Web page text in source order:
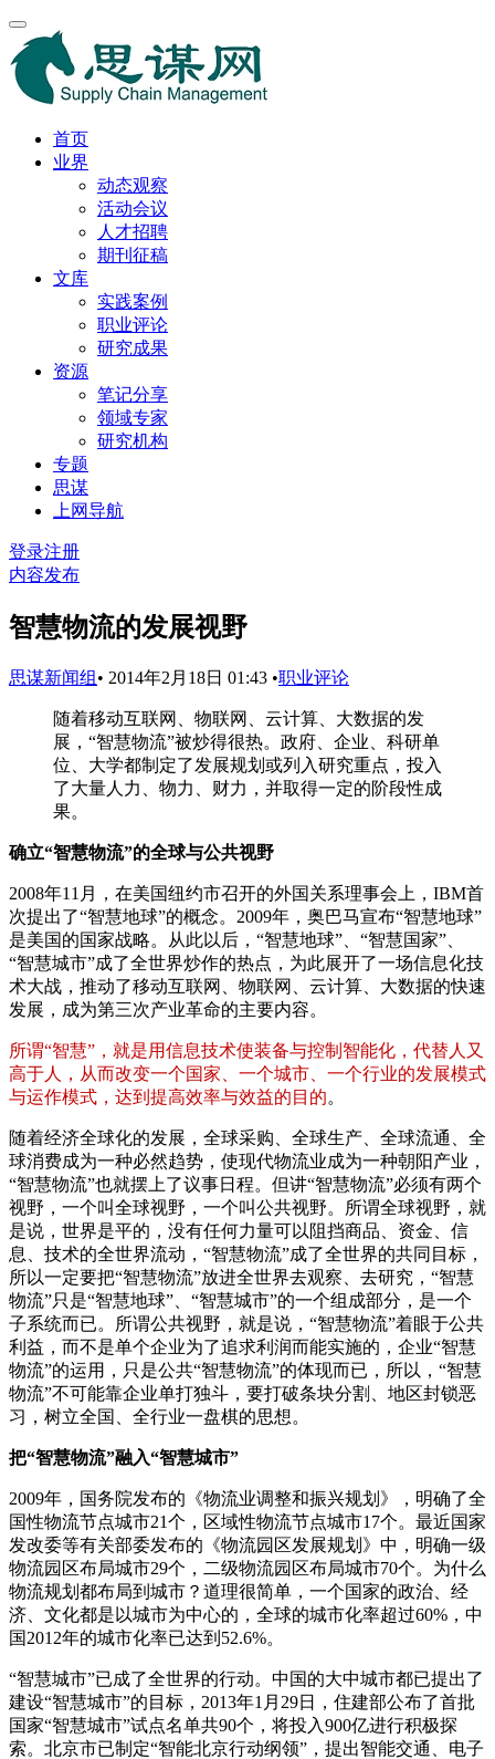
首页
业界
动态观察
活动会议
人才招聘
期刊征稿
文库
实践案例
职业评论
研究成果
资源
笔记分享
领域专家
研究机构
专题
思谋
上网导航
登录注册
内容发布
智慧物流的发展视野
思谋新闻组 • 2014年2月18日 01:43 •职业评论
随着移动互联网、物联网、云计算、大数据的发
展，“智慧物流”被炒得很热。政府、企业、科研单
位、大学都制定了发展规划或列入研究重点，投入
了大量人力、物力、财力，并取得一定的阶段性成
果。
确立“智慧物流”的全球与公共视野
2008年11月，在美国纽约市召开的外国关系理事会上，IBM首
次提出了“智慧地球”的概念。2009年，奥巴马宣布“智慧地球”
是美国的国家战略。从此以后，“智慧地球”、“智慧国家”、
“智慧城市”成了全世界炒作的热点，为此展开了一场信息化技
术大战，推动了移动互联网、物联网、云计算、大数据的快速
发展，成为第三次产业革命的主要内容。
所谓“智慧”，就是用信息技术使装备与控制智能化，代替人又
高于人，从而改变一个国家、一个城市、一个行业的发展模式
与运作模式，达到提高效率与效益的目的。
随着经济全球化的发展，全球采购、全球生产、全球流通、全
球消费成为一种必然趋势，使现代物流业成为一种朝阳产业，
“智慧物流”也就摆上了议事日程。但讲“智慧物流”必须有两个
视野，一个叫全球视野，一个叫公共视野。所谓全球视野，就
是说，世界是平的，没有任何力量可以阻挡商品、资金、信
息、技术的全世界流动，“智慧物流”成了全世界的共同目标，
所以一定要把“智慧物流”放进全世界去观察、去研究，“智慧
物流”只是“智慧地球”、“智慧城市”的一个组成部分，是一个
子系统而已。所谓公共视野，就是说，“智慧物流”着眼于公共
利益，而不是单个企业为了追求利润而能实施的，企业“智慧
物流”的运用，只是公共“智慧物流”的体现而已，所以，“智慧
物流”不可能靠企业单打独斗，要打破条块分割、地区封锁恶
习，树立全国、全行业一盘棋的思想。
把“智慧物流”融入“智慧城市”
2009年，国务院发布的《物流业调整和振兴规划》，明确了全
国性物流节点城市21个，区域性物流节点城市17个。最近国家
发改委等有关部委发布的《物流园区发展规划》中，明确一级
物流园区布局城市29个，二级物流园区布局城市70个。为什么
物流规划都布局到城市？道理很简单，一个国家的政治、经
济、文化都是以城市为中心的，全球的城市化率超过60%，中
国2012年的城市化率已达到52.6%。
“智慧城市”已成了全世界的行动。中国的大中城市都已提出了
建设“智慧城市”的目标，2013年1月29日，住建部公布了首批
国家“智慧城市”试点名单共90个，将投入900亿进行积极探
索。北京市已制定“智能北京行动纲领”，提出智能交通、电子